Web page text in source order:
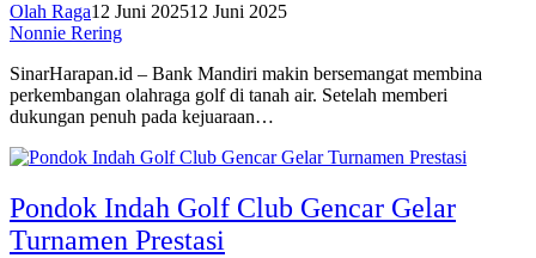
Olah Raga12 Juni 202512 Juni 2025
Nonnie Rering
SinarHarapan.id – Bank Mandiri makin bersemangat membina
perkembangan olahraga golf di tanah air. Setelah memberi
dukungan penuh pada kejuaraan…
Pondok Indah Golf Club Gencar Gelar
Turnamen Prestasi